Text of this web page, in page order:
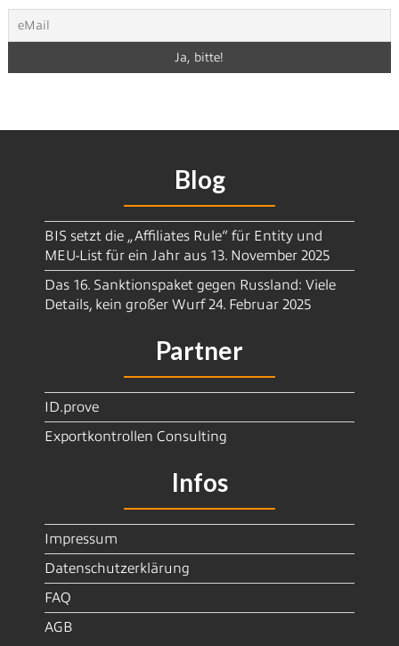
Blog
BIS setzt die „Affiliates Rule“ für Entity und
MEU-List für ein Jahr aus 13. November 2025
Das 16. Sanktionspaket gegen Russland: Viele
Details, kein großer Wurf 24. Februar 2025
Partner
ID.prove
Exportkontrollen Consulting
Infos
Impressum
Datenschutzerklärung
FAQ
AGB